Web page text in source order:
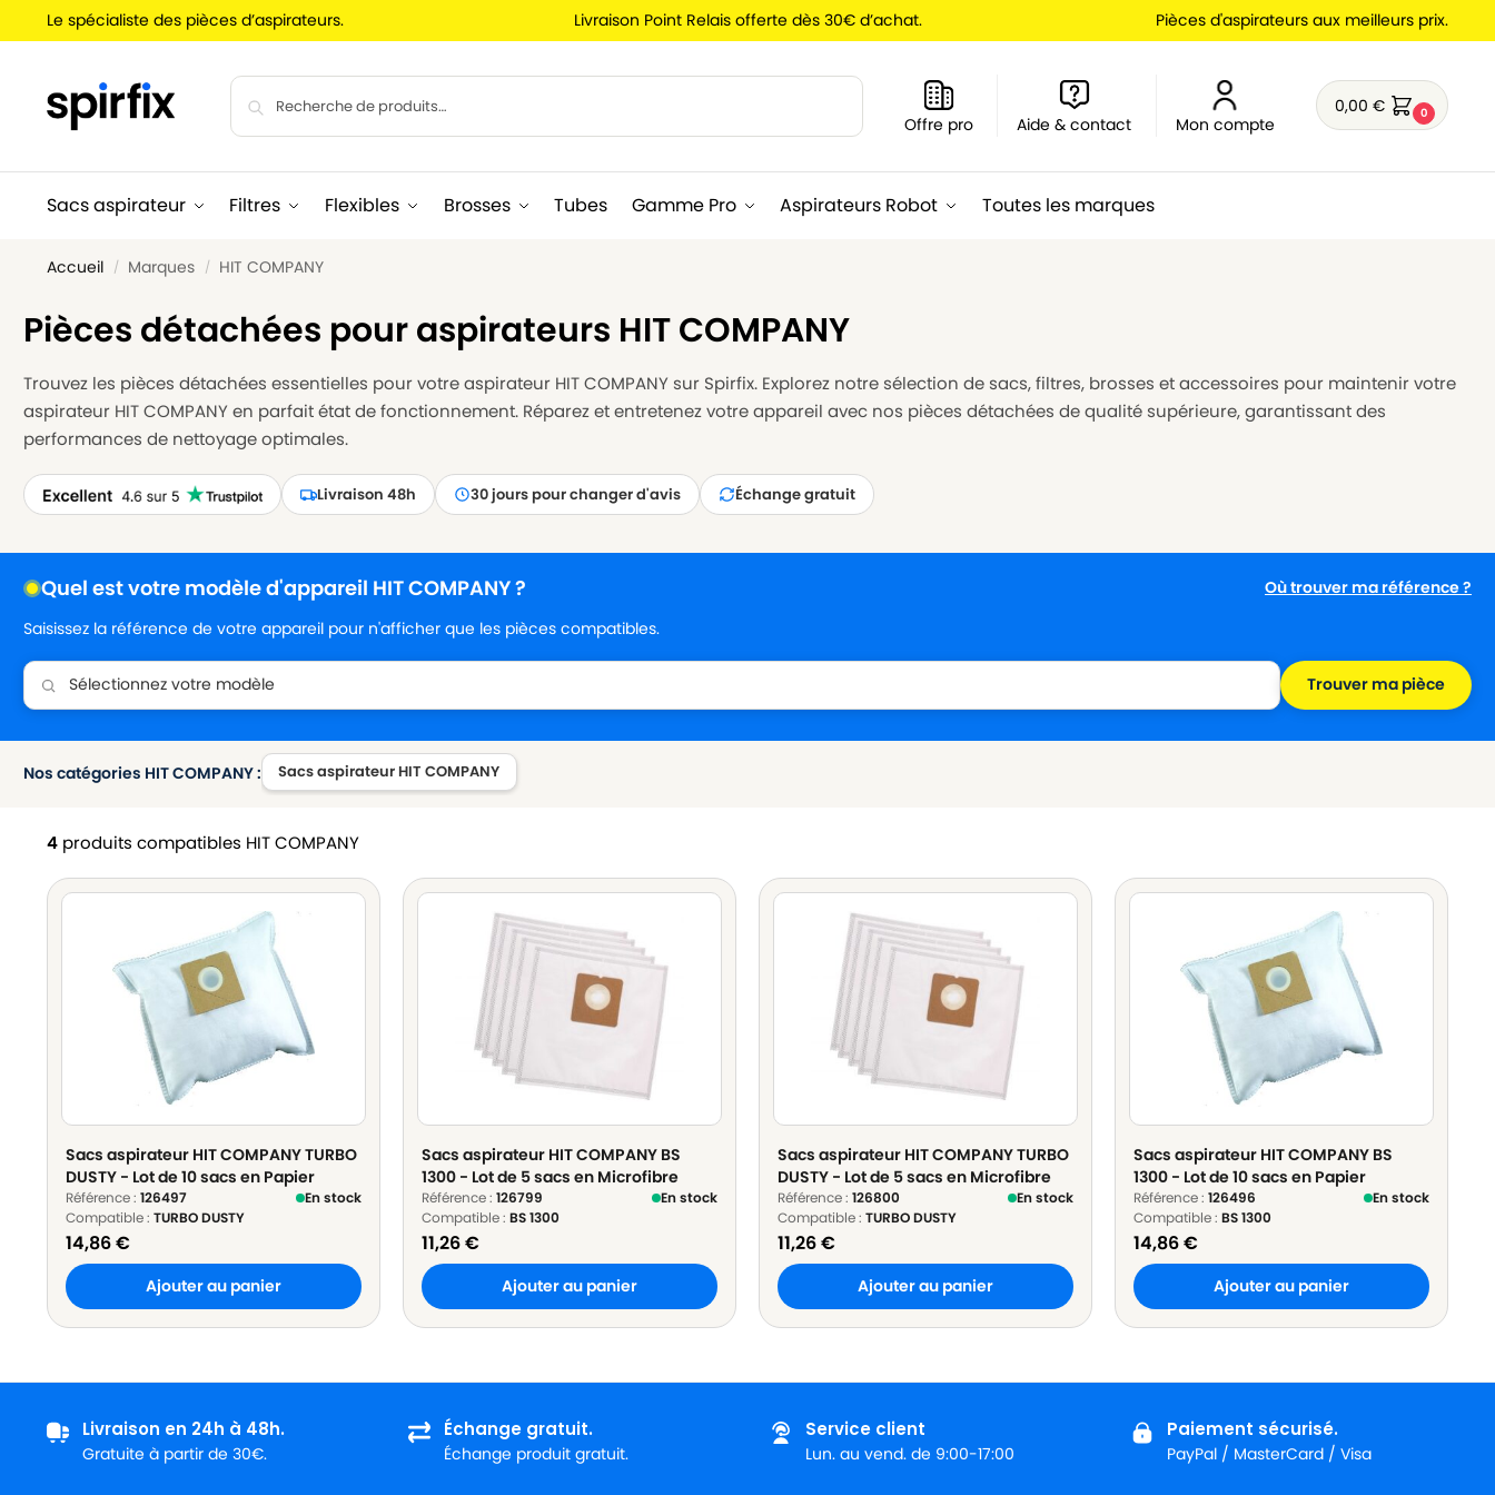
Le spécialiste des pièces d’aspirateurs. Livraison Point Relais offerte dès 30€ d’achat. Pièces d'aspirateurs aux meilleurs prix.
Offre pro Aide & contact Mon compte
0,00€ 0
Sacs aspirateur Filtres Flexibles Brosses Tubes Gamme Pro Aspirateurs Robot Toutes les marques
Accueil / Marques / HIT COMPANY
Pièces détachées pour aspirateurs HIT COMPANY
Trouvez les pièces détachées essentielles pour votre aspirateur HIT COMPANY sur Spirfix. Explorez notre sélection de sacs, filtres, brosses et accessoires pour maintenir votre
aspirateur HIT COMPANY en parfait état de fonctionnement. Réparez et entretenez votre appareil avec nos pièces détachées de qualité supérieure, garantissant des
performances de nettoyage optimales.
Livraison 48h 30 jours pour changer d'avis Échange gratuit
Quel est votre modèle d'appareil HIT COMPANY ?
Où trouver ma référence ?
Saisissez la référence de votre appareil pour n'afficher que les pièces compatibles.
Trouver ma pièce
Nos catégories HIT COMPANY : Sacs aspirateur HIT COMPANY
4produits compatibles HIT COMPANY
Sacs aspirateur HIT COMPANY TURBO
DUSTY - Lot de 10 sacs en Papier
Référence : 126497
En stock
Compatible : TURBO DUSTY
14,86€
Ajouter au panier
Sacs aspirateur HIT COMPANY BS
1300 - Lot de 5 sacs en Microfibre
Référence : 126799
En stock
Compatible : BS 1300
11,26€
Ajouter au panier
Sacs aspirateur HIT COMPANY TURBO
DUSTY - Lot de 5 sacs en Microfibre
Référence : 126800
En stock
Compatible : TURBO DUSTY
11,26€
Ajouter au panier
Sacs aspirateur HIT COMPANY BS
1300 - Lot de 10 sacs en Papier
Référence :126496
En stock
Compatible :BS 1300
14,86€
Ajouter au panier
Livraison en 24h à 48h.
Gratuite à partir de 30€.
Échange gratuit.
Échange produit gratuit.
Service client
Lun. au vend. de 9:00-17:00
Paiement sécurisé.
PayPal / MasterCard / Visa